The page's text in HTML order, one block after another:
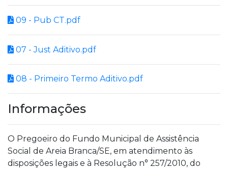
09 - Pub CT.pdf
07 - Just Aditivo.pdf
08 - Primeiro Termo Aditivo.pdf
Informações
O Pregoeiro do Fundo Municipal de Assistência
Social de Areia Branca/SE, em atendimento às
disposições legais e à Resolução n° 257/2010, do